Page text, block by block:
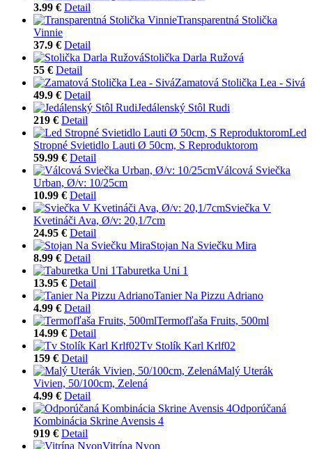
3.99 € Detail
Transparentná Stolička
Vinnie
37.9 € Detail
Stolička Darla Ružová
55 € Detail
Zamatová Stolička Lea - Sivá
49.9 € Detail
Jedálenský Stôl Rudi
219 € Detail
Led
Stropné Svietidlo Lauti Ø 50cm, S Reproduktorom
59.99 € Detail
Válcová Sviečka
Urban, Ø/v: 10/25cm
10.99 € Detail
Sviečka V
Kvetináči Ava, Ø/v: 20,1/7cm
24.95 € Detail
Stojan Na Sviečku Mira
8.99 € Detail
Taburetka Uni 1
13.95 € Detail
Tanier Na Pizzu Adriano
4.99 € Detail
Termofľaša Fruits, 500ml
14.99 € Detail
Tv Stolík Karl Krlf02
159 € Detail
Malý Uterák
Vivien, 50/100cm, Zelená
4.99 € Detail
Odporúčaná
Kombinácia Skrine Avensis 4
919 € Detail
Vitrína Nyon